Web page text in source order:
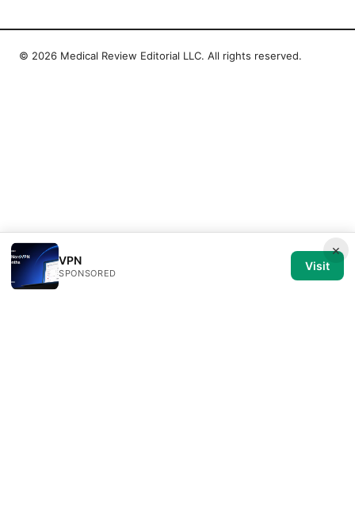
×
VPN
SPONSORED
Visit
© 2026 Medical Review Editorial LLC. All rights reserved.